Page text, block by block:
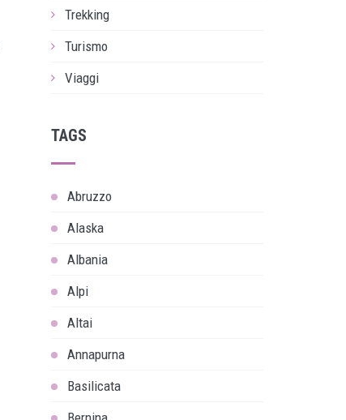
Trekking
Turismo
Viaggi
TAGS
Abruzzo
Alaska
Albania
Alpi
Altai
Annapurna
Basilicata